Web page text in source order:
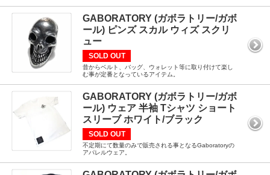
GABORATORY (ガボラトリー/ガボ
ール) ピンズ スカル ウィズ スクリ
ュー
SOLD OUT
昔からベルト、バッグ、ウォレット等に取り付けて楽し
む事が定番となっているアイテム。
GABORATORY (ガボラトリー/ガボ
ール) ウェア 半袖 Tシャツ ショート
スリーブ ホワイト/ブラック
SOLD OUT
不定期にて数量のみで販売される事となるGaboratoryの
アパレルウェア。